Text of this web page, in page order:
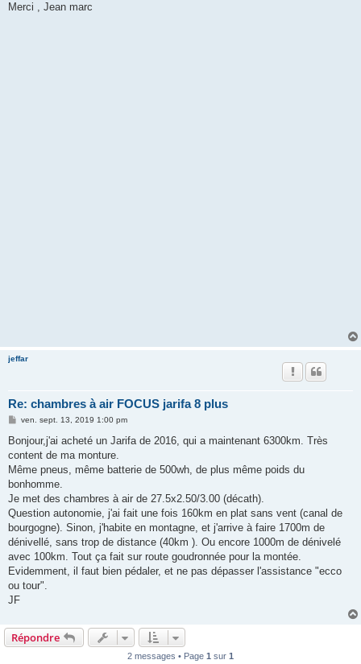
Merci , Jean marc
jeffar
Re: chambres à air FOCUS jarifa 8 plus
M
s
a
g
ven. sept. 13, 2019 1:00 pm
Bonjour,j'ai acheté un Jarifa de 2016, qui a maintenant 6300km. Très
content de ma monture.
Même pneus, même batterie de 500wh, de plus même poids du
bonhomme.
Je met des chambres à air de 27.5x2.50/3.00 (décath).
Question autonomie, j'ai fait une fois 160km en plat sans vent (canal de
bourgogne). Sinon, j'habite en montagne, et j'arrive à faire 1700m de
dénivellé, sans trop de distance (40km ). Ou encore 1000m de dénivelé
avec 100km. Tout ça fait sur route goudronnée pour la montée.
Evidemment, il faut bien pédaler, et ne pas dépasser l'assistance "ecco
ou tour".
JF
Répondre
2 messages • Page 1 sur 1